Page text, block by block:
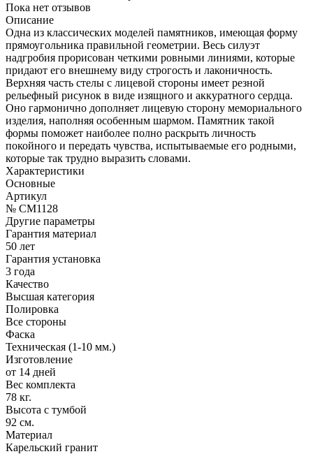
Пока нет отзывов
Описание
Одна из классических моделей памятников, имеющая форму
прямоугольника правильной геометрии. Весь силуэт
надгробия прорисован четкими ровными линиями, которые
придают его внешнему виду строгость и лаконичность.
Верхняя часть стелы с лицевой стороны имеет резной
рельефный рисунок в виде изящного и аккуратного сердца.
Оно гармонично дополняет лицевую сторону мемориального
изделия, наполняя особенным шармом. Памятник такой
формы поможет наиболее полно раскрыть личность
покойного и передать чувства, испытываемые его родными,
которые так трудно выразить словами.
Характеристики
Основные
Артикул
№ CM1128
Другие параметры
Гарантия материал
50 лет
Гарантия установка
3 года
Качество
Высшая категория
Полировка
Все стороны
Фаска
Техническая (1-10 мм.)
Изготовление
от 14 дней
Вес комплекта
78 кг.
Высота с тумбой
92 см.
Материал
Карельский гранит